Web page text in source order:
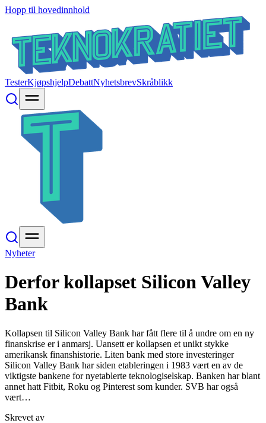
Hopp til hovedinnhold
TesterKjøpshjelpDebattNyhetsbrevSkråblikk
Nyheter
Derfor kollapset Silicon Valley
Bank
Kollapsen til Silicon Valley Bank har fått flere til å undre om en ny
finanskrise er i anmarsj. Uansett er kollapsen et unikt stykke
amerikansk finanshistorie. Liten bank med store investeringer
Silicon Valley Bank har siden etableringen i 1983 vært en av de
viktigste bankene for nyetablerte teknologiselskap. Banken har blant
annet hatt Fitbit, Roku og Pinterest som kunder. SVB har også
vært…
Skrevet av